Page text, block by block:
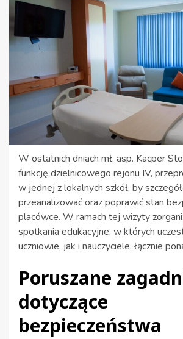
W ostatnich dniach mł. asp. Kacper
funkcję dzielnicowego rejonu IV,
w jednej z lokalnych szkół, by
przeanalizować oraz poprawić stan
placówce. W ramach tej wizyty
spotkania edukacyjne, w których
uczniowie, jak i nauczyciele, łącznie
Poruszane
dotyczące
bezpieczeństwa